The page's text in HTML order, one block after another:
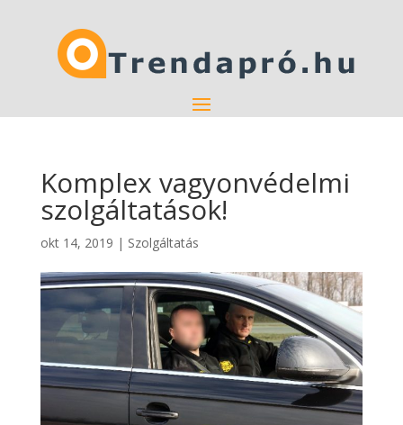
Komplex vagyonvédelmi
szolgáltatások!
okt 14, 2019 | Szolgáltatás